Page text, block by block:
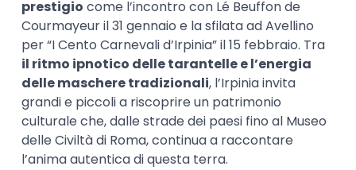
prestigio come l’incontro con Lé Beuffon de
Courmayeur il 31 gennaio e la sfilata ad Avellino
per “I Cento Carnevali d’Irpinia” il 15 febbraio. Tra
il ritmo ipnotico delle tarantelle e l’energia
delle maschere tradizionali, l’Irpinia invita
grandi e piccoli a riscoprire un patrimonio
culturale che, dalle strade dei paesi fino al Museo
delle Civiltà di Roma, continua a raccontare
l’anima autentica di questa terra.